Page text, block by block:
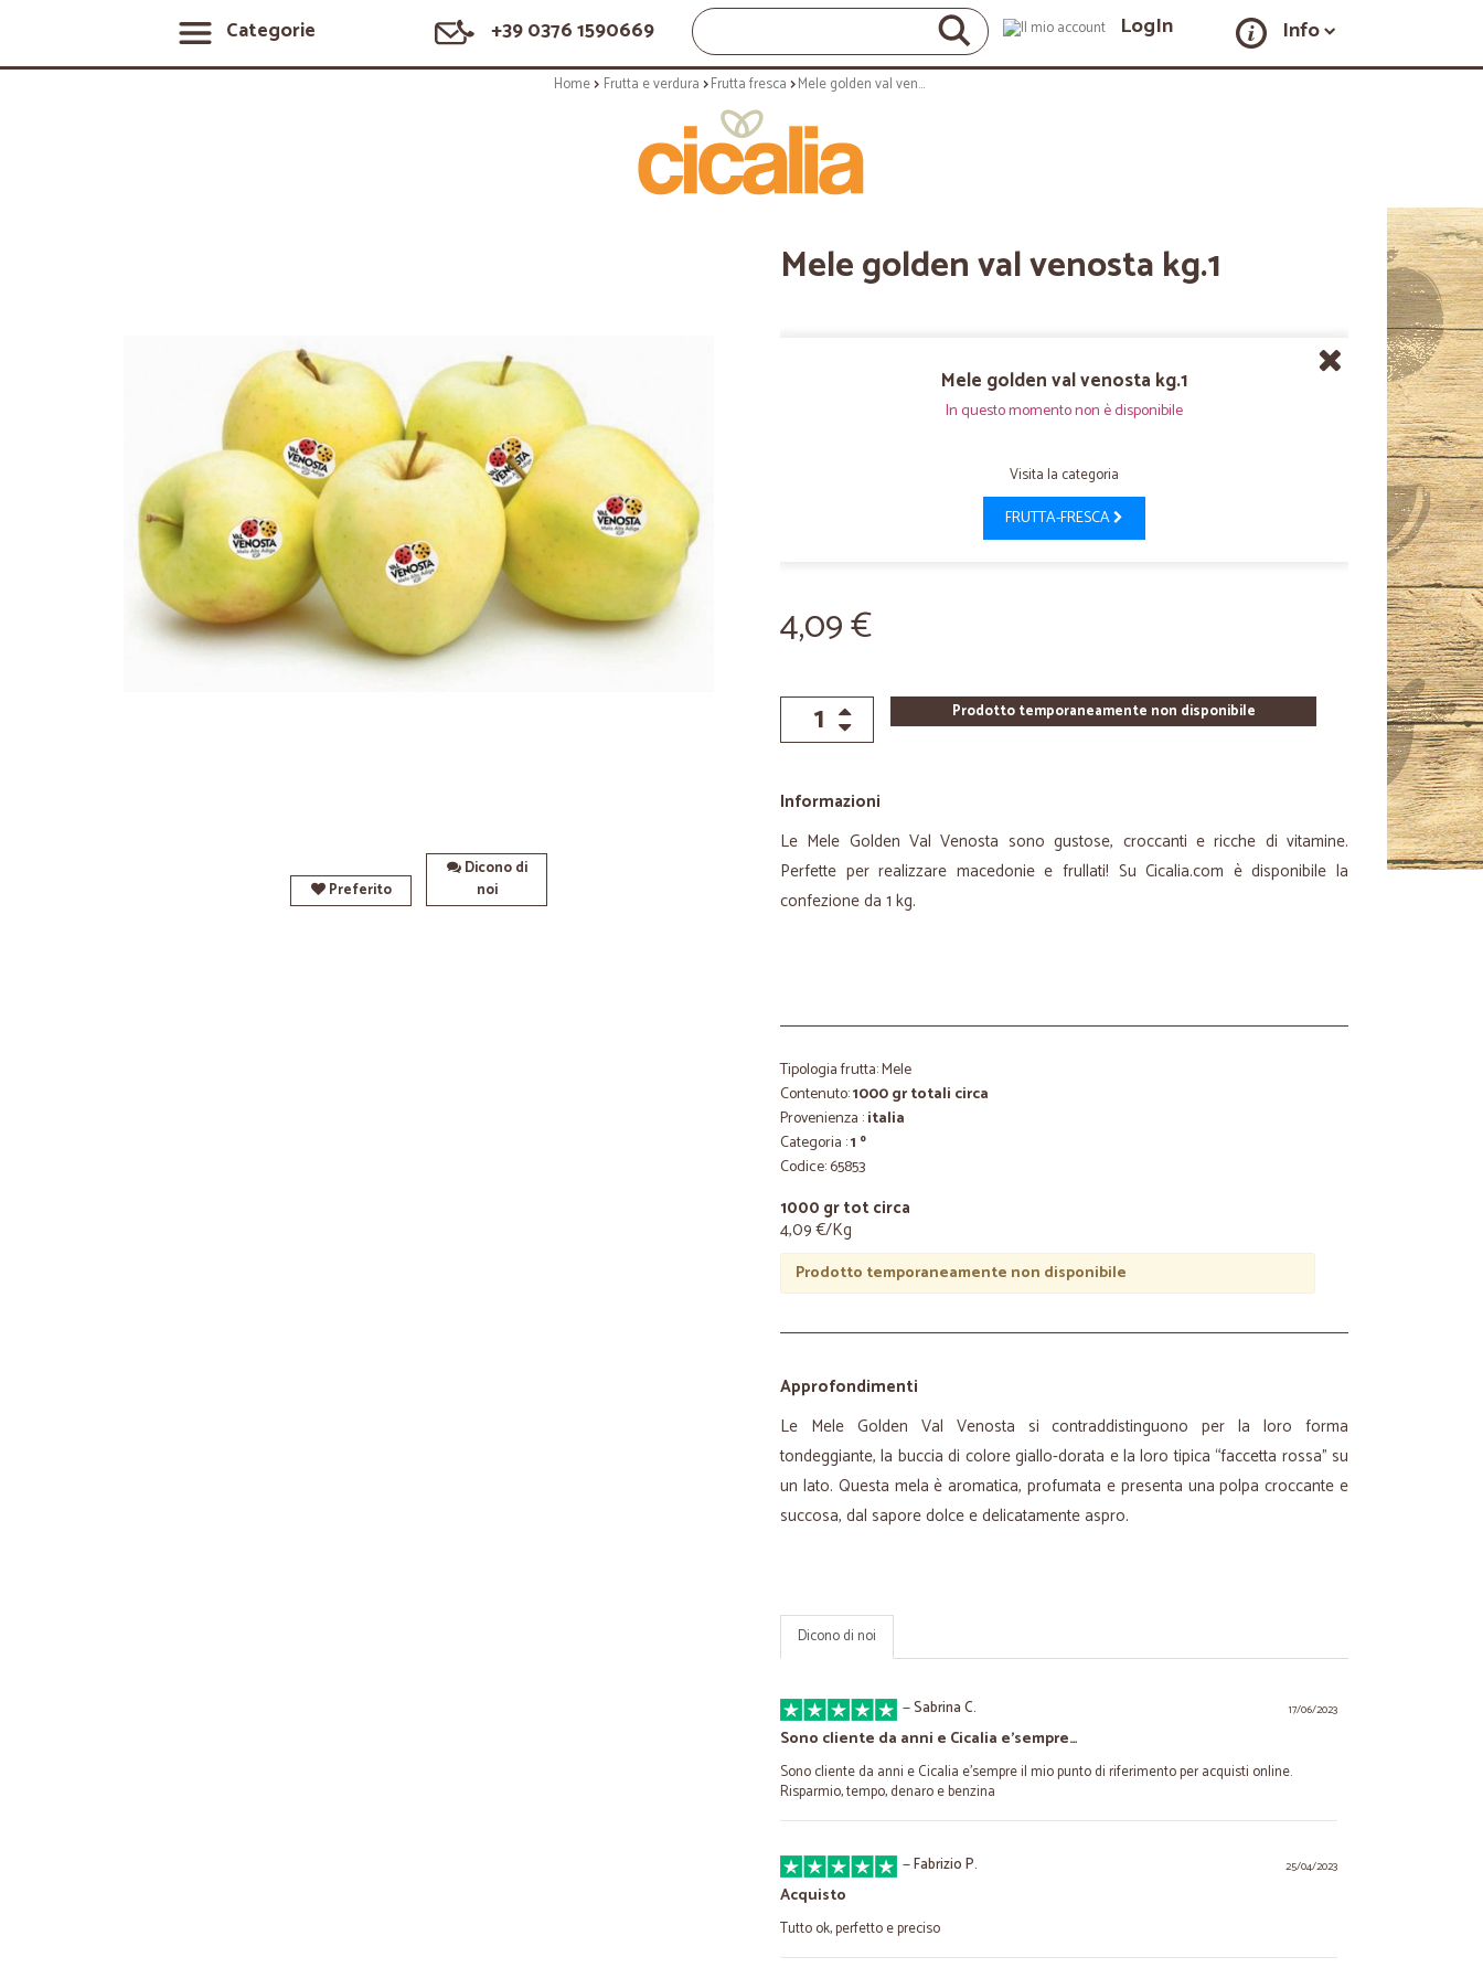
Categorie +39 0376 1590669 LogIn Info
Home Frutta e verdura Frutta fresca Mele golden val venosta kg.1
Preferito
Dicono di
noi
Mele golden val venosta kg.1
Mele golden val venosta kg.1
In questo momento non è disponibile
Visita la categoria
FRUTTA-FRESCA
4,09 €
Prodotto temporaneamente non disponibile
Informazioni
Le Mele Golden Val Venosta sono gustose, croccanti e ricche di vitamine.
Perfette per realizzare macedonie e frullati! Su Cicalia.com è disponibile la
confezione da 1 kg.
Tipologia frutta: Mele
Contenuto:1000 gr totali circa
Provenienza :italia
Categoria :1 º
Codice: 65853
1000 gr tot circa
4,09 €/Kg
Prodotto temporaneamente non disponibile
Approfondimenti
Le Mele Golden Val Venosta si contraddistinguono per la loro forma
tondeggiante, la buccia di colore giallo-dorata e la loro tipica “faccetta rossa” su
un lato. Questa mela è aromatica, profumata e presenta una polpa croccante e
succosa, dal sapore dolce e delicatamente aspro.
Dicono di noi
17/06/2023
—Sabrina C.
Sono cliente da anni e Cicalia e'sempre…
Sono cliente da anni e Cicalia e'sempre il mio punto di riferimento per acquisti online.
Risparmio, tempo, denaro e benzina
25/04/2023
—Fabrizio P.
Acquisto
Tutto ok, perfetto e preciso